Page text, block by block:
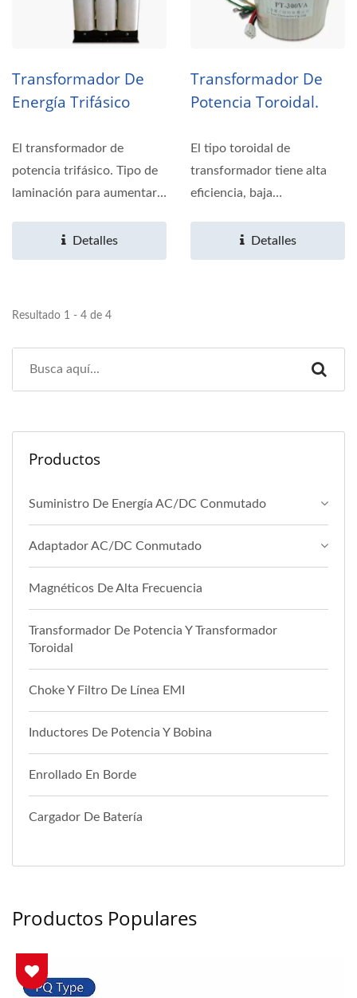
Transformador De
Energía Trifásico
El transformador de
potencia trifásico. Tipo de
laminación para aumentar y
Detalles
Transformador De
Potencia Toroidal.
El tipo toroidal de
transformador tiene alta
eficiencia, baja
compacto...Detalles
Resultado 1 - 4 de 4
Productos
Suministro De Energía AC/DC Conmutado
Adaptador AC/DC Conmutado
Magnéticos De Alta Frecuencia
Transformador De Potencia Y Transformador
Toroidal
Choke Y Filtro De Línea EMI
Inductores De Potencia Y Bobina
Enrollado En Borde
Cargador De Batería
Productos Populares